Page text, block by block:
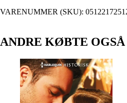
VARENUMMER (SKU):
ANDRE KØBTE OGSÅ